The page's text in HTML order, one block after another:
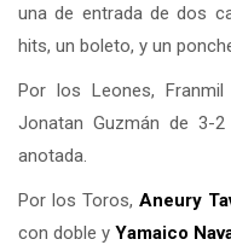
una de entrada de dos
hits, un boleto, y un
Por los Leones,
Jonatan Guzmán de 3-
anotada.
Por los Toros, Aneury
con doble y Yamaico